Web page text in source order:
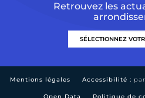
Retrouvez les
Mentions légales Accessibilité :